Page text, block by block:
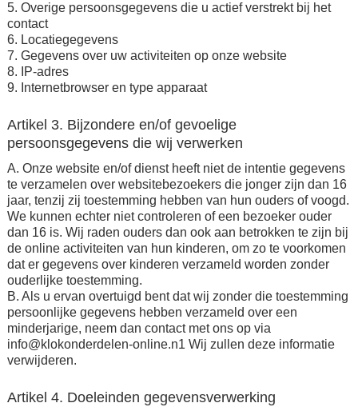
5. Overige persoonsgegevens die u actief verstrekt bij het
contact
6. Locatiegegevens
7. Gegevens over uw activiteiten op onze website
8. IP-adres
9. Internetbrowser en type apparaat
Artikel 3. Bijzondere en/of gevoelige
persoonsgegevens die wij verwerken
A. Onze website en/of dienst heeft niet de intentie gegevens
te verzamelen over websitebezoekers die jonger zijn dan 16
jaar, tenzij zij toestemming hebben van hun ouders of voogd.
We kunnen echter niet controleren of een bezoeker ouder
dan 16 is. Wij raden ouders dan ook aan betrokken te zijn bij
de online activiteiten van hun kinderen, om zo te voorkomen
dat er gegevens over kinderen verzameld worden zonder
ouderlijke toestemming.
B. Als u ervan overtuigd bent dat wij zonder die toestemming
persoonlijke gegevens hebben verzameld over een
minderjarige, neem dan contact met ons op via
info@klokonderdelen-online.n1 Wij zullen deze informatie
verwijderen.
Artikel 4. Doeleinden gegevensverwerking